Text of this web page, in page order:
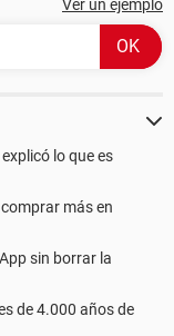
Ver un ejemplo
lo que es
más en
sin borrar la
de 4.000 años de